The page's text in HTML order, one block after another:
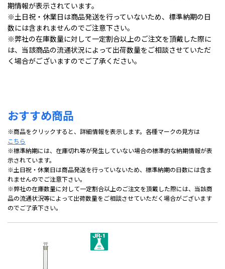
期情報が表示されています。
※土日祝・休業日は商品発送を行っていないため、標準納期の日
数には含まれませんのでご注意下さい。
※弊社の在庫数量に対して一定割合以上のご注文を頂戴した際に
は、当該商品の流通状況によって出荷数量をご相談させていただ
く場合がございますのでご了承ください。
おすすめ商品
※商品をクリックすると、詳細情報を表示します。各種マークの見方は
こちら
※標準納期には、在庫切れ等が発生していない場合の標準的な納期情報が表
示されています。
※土日祝・休業日は商品発送を行っていないため、標準納期の日数には含ま
れませんのでご注意下さい。
※弊社の在庫数量に対して一定割合以上のご注文を頂戴した際には、当該商
品の流通状況等によって出荷数量をご相談させていただく場合がございます
のでご了承下さい。